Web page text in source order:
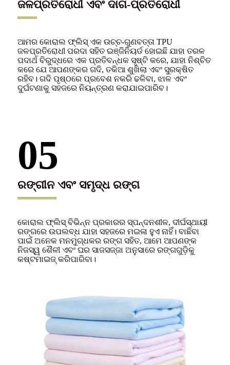
ଜଳପ୍ରତିରୋଧୀ ଏବଂ ଦାଗ-ପ୍ରତିରୋଧୀ
ଆମର କୋରାଲ ଫ୍ଲିସ୍ ଏକ ଉଚ୍ଚ-ଗୁଣବତ୍ତା TPU
ଜଳପ୍ରତିରୋଧୀ ପରଦା ସହିତ ଇଞ୍ଜିନିୟର୍ଡ ହୋଇଛି ଯାହା ତରଳ
ପଦାର୍ଥ ବିରୁଦ୍ଧରେ ଏକ ପ୍ରତିବନ୍ଧକ ସୃଷ୍ଟି କରେ, ଯାହା ନିଶ୍ଚିତ
କରେ ଯେ ଆପଣଙ୍କର ଗଦି, ତକିଆ ଶୁଖିଲା ଏବଂ ସୁରକ୍ଷିତ
ରହିବ। ଗଦି ପୃଷ୍ଠରେ ପ୍ରବେଶ ନକରି ଢଳିବା, ଝାଳ ଏବଂ
ଦୁର୍ଘଟଣାକୁ ସହଜରେ ନିୟନ୍ତ୍ରଣ କରାଯାଇପାରିବ।
05
ରଙ୍ଗୀନ ଏବଂ ସମୃଦ୍ଧ ରଙ୍ଗ
କୋରାଲ ଫ୍ଲିସ୍ ବିଭିନ୍ନ ପ୍ରକାରର ସ୍ପନ୍ଦନଶୀଳ, ଦୀର୍ଘସ୍ଥାୟୀ
ରଙ୍ଗରେ ଉପଲବ୍ଧ ଯାହା ସହଜରେ ମଇଳା ହୁଏ ନାହିଁ। ବାଛିବା
ପାଇଁ ଅନେକ ମନମୁଗ୍ଧକର ରଙ୍ଗ ସହିତ, ଆମେ ଆପଣଙ୍କ
ନିଜସ୍ୱ ଶୈଳୀ ଏବଂ ଘର ସାଜସଜ୍ଜା ଅନୁସାରେ ରଙ୍ଗଗୁଡ଼ିକୁ
କଷ୍ଟମାଇଜ୍ କରିପାରିବା।